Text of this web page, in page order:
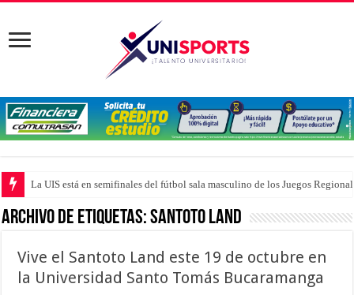
La UIS está en semifinales del fútbol sala masculino de los Juegos
Archivo de Etiquetas:Santoto Land
Vive el Santoto Land este 19 de octubre en
la Universidad Santo Tomás Bucaramanga